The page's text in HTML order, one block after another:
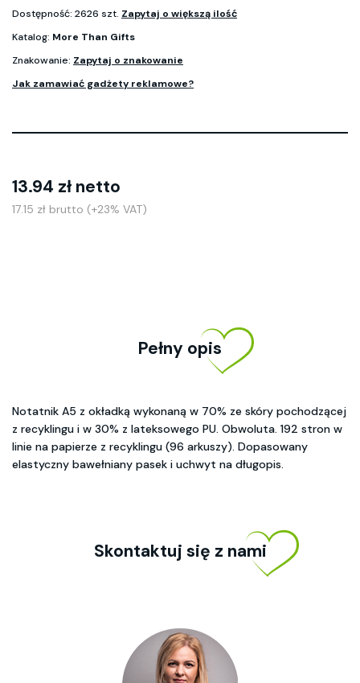
Dostępność: 2626 szt. Zapytaj o większą ilość
Katalog: More Than Gifts
Znakowanie: Zapytaj o znakowanie
Jak zamawiać gadżety reklamowe?
13.94 zł netto
17.15 zł brutto (+23% VAT)
Pełny opis
Notatnik A5 z okładką wykonaną w 70% ze skóry pochodzącej
z recyklingu i w 30% z lateksowego PU. Obwoluta. 192 stron w
linie na papierze z recyklingu (96 arkuszy). Dopasowany
elastyczny bawełniany pasek i uchwyt na długopis.
Skontaktuj się z nami